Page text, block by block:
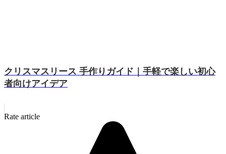
クリスマスリース 手作りガイド｜手軽で楽しい初心
者向けアイデア
Rate article